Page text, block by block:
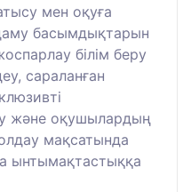
мен оқуға
басымдықтарын
білім беру
сараланған
және оқушылардың
мақсатында
ынтымақтастыққа